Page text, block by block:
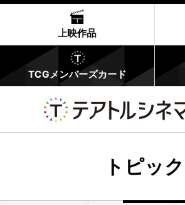
上映作品
TCGメンバーズカード
トピッ